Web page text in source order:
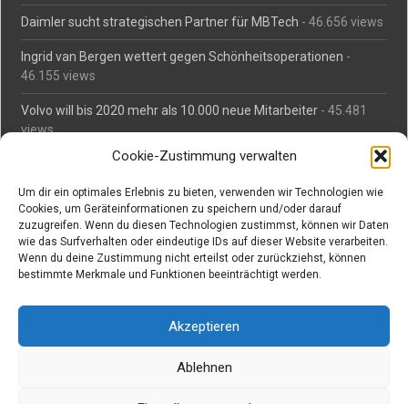
Cookie-Zustimmung verwalten
Um dir ein optimales Erlebnis zu bieten, verwenden wir Technologien wie
Cookies, um Geräteinformationen zu speichern und/oder darauf
zuzugreifen. Wenn du diesen Technologien zustimmst, können wir Daten
wie das Surfverhalten oder eindeutige IDs auf dieser Website verarbeiten.
Wenn du deine Zustimmung nicht erteilst oder zurückziehst, können
bestimmte Merkmale und Funktionen beeinträchtigt werden.
Akzeptieren
Ablehnen
Daimler sucht strategischen Partner für MBTech - 46.656 views
Ingrid van Bergen wettert gegen Schönheitsoperationen -
46.155 views
Volvo will bis 2020 mehr als 10.000 neue Mitarbeiter - 45.481
views
Mäßiges Interesse an Daimlers MBtech- 44.711 views
O-Ton: Wer muss Schaden für abgedriftete Silvesterraketen
zahlen? - 42.365 views
Kollegengespräch: Urteile zum Grillen- 42.058 views
Suchen bei Vorabs